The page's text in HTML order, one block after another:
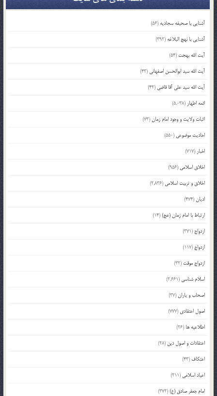
آشنایی با صحیفه سجادیه (56)
آشنایی با نهج البلاغه (392)
آیت الله بهجت (54)
آیت الله سید ابوالحسن اصفهانی (43)
آیت الله سید علی آقا قاضی (42)
ائمه اطهار (5,038)
اثبات ولایت و وجود امام زمان(73)
احادیث موضوعی (550)
اخبار (717)
اخلاق اسلامی (956)
اخلاق و تربیت اسلامی (2,836)
ادیان(474)
ارتباط با امام زمان (عج)(14)
ازدواج (371)
ازدواج (117)
ازدواج موقت (32)
اسلام شناسی (2,661)
اصحاب و یاران(37)
اصول اعتقادی (777)
اطلاعیه ها (26)
اعتقادات و اصول دین (28)
اعتکاف (43)
اعیاد اسلامی (211)
امام جعفر صادق (ع)(372)